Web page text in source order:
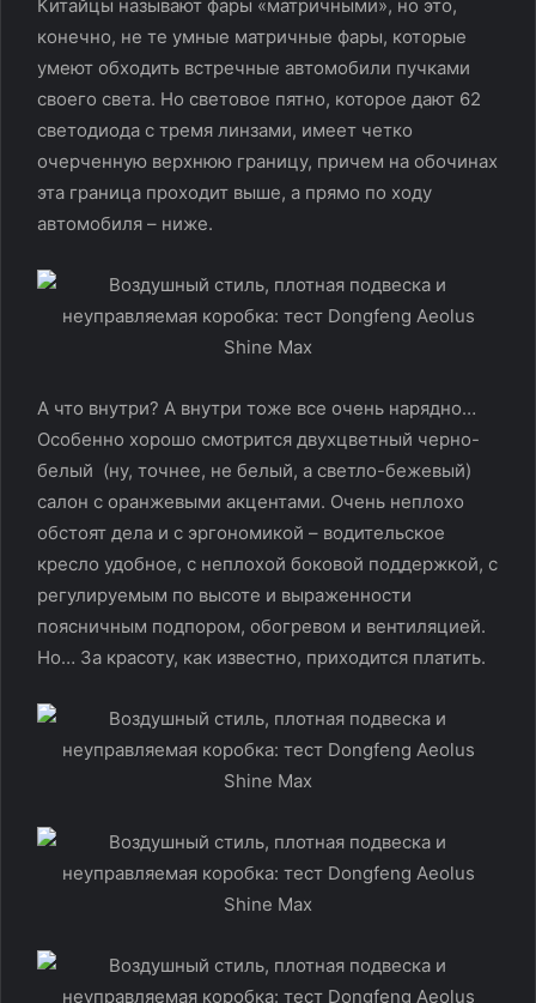
Китайцы называют фары «матричными», но это,
конечно, не те умные матричные фары, которые
умеют обходить встречные автомобили пучками
своего света. Но световое пятно, которое дают 62
светодиода с тремя линзами, имеет четко
очерченную верхнюю границу, причем на обочинах
эта граница проходит выше, а прямо по ходу
автомобиля – ниже.
А что внутри? А внутри тоже все очень нарядно…
Особенно хорошо смотрится двухцветный черно-
белый (ну, точнее, не белый, а светло-бежевый)
салон с оранжевыми акцентами. Очень неплохо
обстоят дела и с эргономикой – водительское
кресло удобное, с неплохой боковой поддержкой, с
регулируемым по высоте и выраженности
поясничным подпором, обогревом и вентиляцией.
Но… За красоту, как известно, приходится платить.